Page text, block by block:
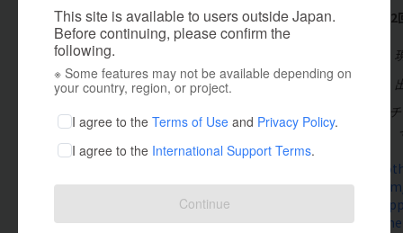
人気のプロジェクト 注目の
アート・写真
テクノロジー・ガジェット
映像・映画
ビジネス・起業
まちづくり・地域活性化
This site is available to users outside Japan.
Before continuing, please confirm the
following.
※ Some features may not be available depending on
your country, region, or project.
I agree to the Terms of Use and Privacy Policy.
I agree to the International Support Terms.
Continue
これまでに2
出身国：日本
1997年、エッ
工房を構える